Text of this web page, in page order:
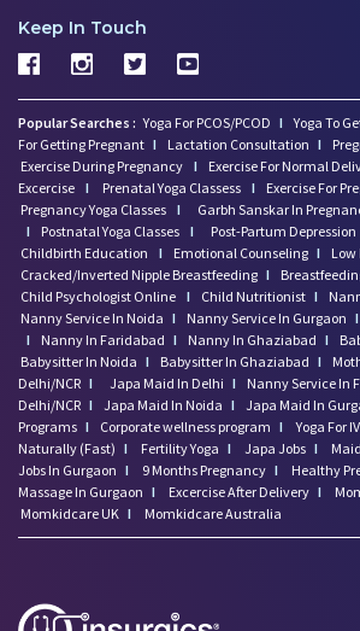
Keep In Touch
Popular Searches : Yoga For PCOS/PCOD I Yoga To
For Getting Pregnant I Lactation Consultation I
Exercise During Pregnancy I Exercise For Normal
Excercise I Prenatal Yoga Classess I Exercise For
Pregnancy Yoga Classes I Garbh Sanskar In
I
Postnatal Yoga Classes I Post-Partum Depression
Childbirth Education
I Emotional Counseling I Low
Cracked/Inverted Nipple Breastfeeding I
Child Psychologist Online I Child Nutritionist I
Nanny Service In Noida I Nanny Service In Gurgaon I
I
Nanny In Faridabad I Nanny In Ghaziabad I
Babysitter In Noida I Babysitter In Ghaziabad I
Delhi/NCR I Japa Maid In Delhi I Nanny Service In
Delhi/NCR I Japa Maid In Noida I Japa Maid In
Programs I Corporate wellness program I Yoga For
Naturally (Fast) I Fertility Yoga I Japa Jobs I
Jobs In Gurgaon I 9 Months Pregnancy I Healthy
Massage In Gurgaon I Excercise After Delivery I
Momkidcare UK I Momkidcare Australia